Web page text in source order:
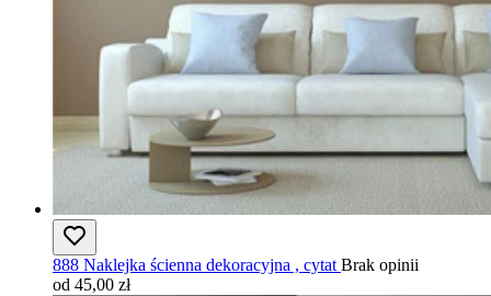
888 Naklejka ścienna dekoracyjna , cytat Brak opinii
od 45,00 zł